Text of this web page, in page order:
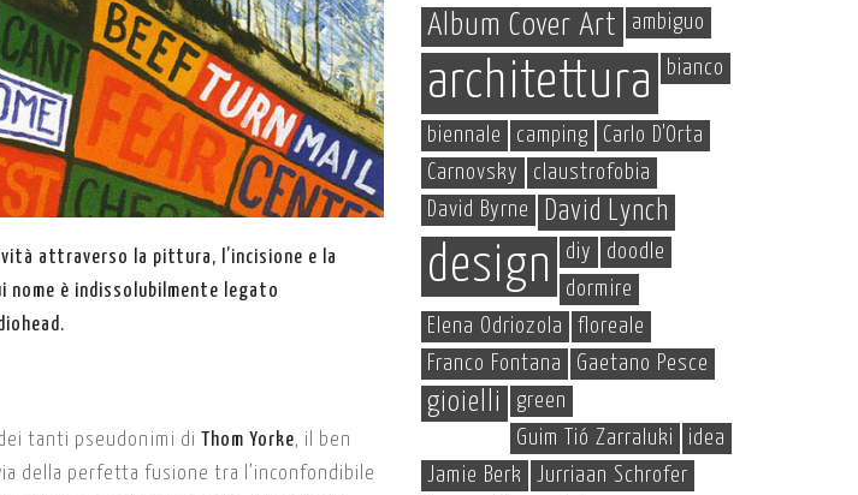
attraverso la pittura, l’incisione e la
è indissolubilmente legato
tanti pseudonimi di Thom Yorke, il ben
della perfetta fusione tra l’inconfondibile
Album Cover Art ambiguo
architettura bianco
biennale camping
Carlo D'Orta
Carnovsky
claustrofobia
David Byrne
David Lynch
design diy
doodle
dormire
Elena Odriozola
floreale
Franco Fontana
Gaetano Pesce
gioielli
green
Guim Tió Zarraluki
idea
Jamie Berk
Jurriaan Schrofer